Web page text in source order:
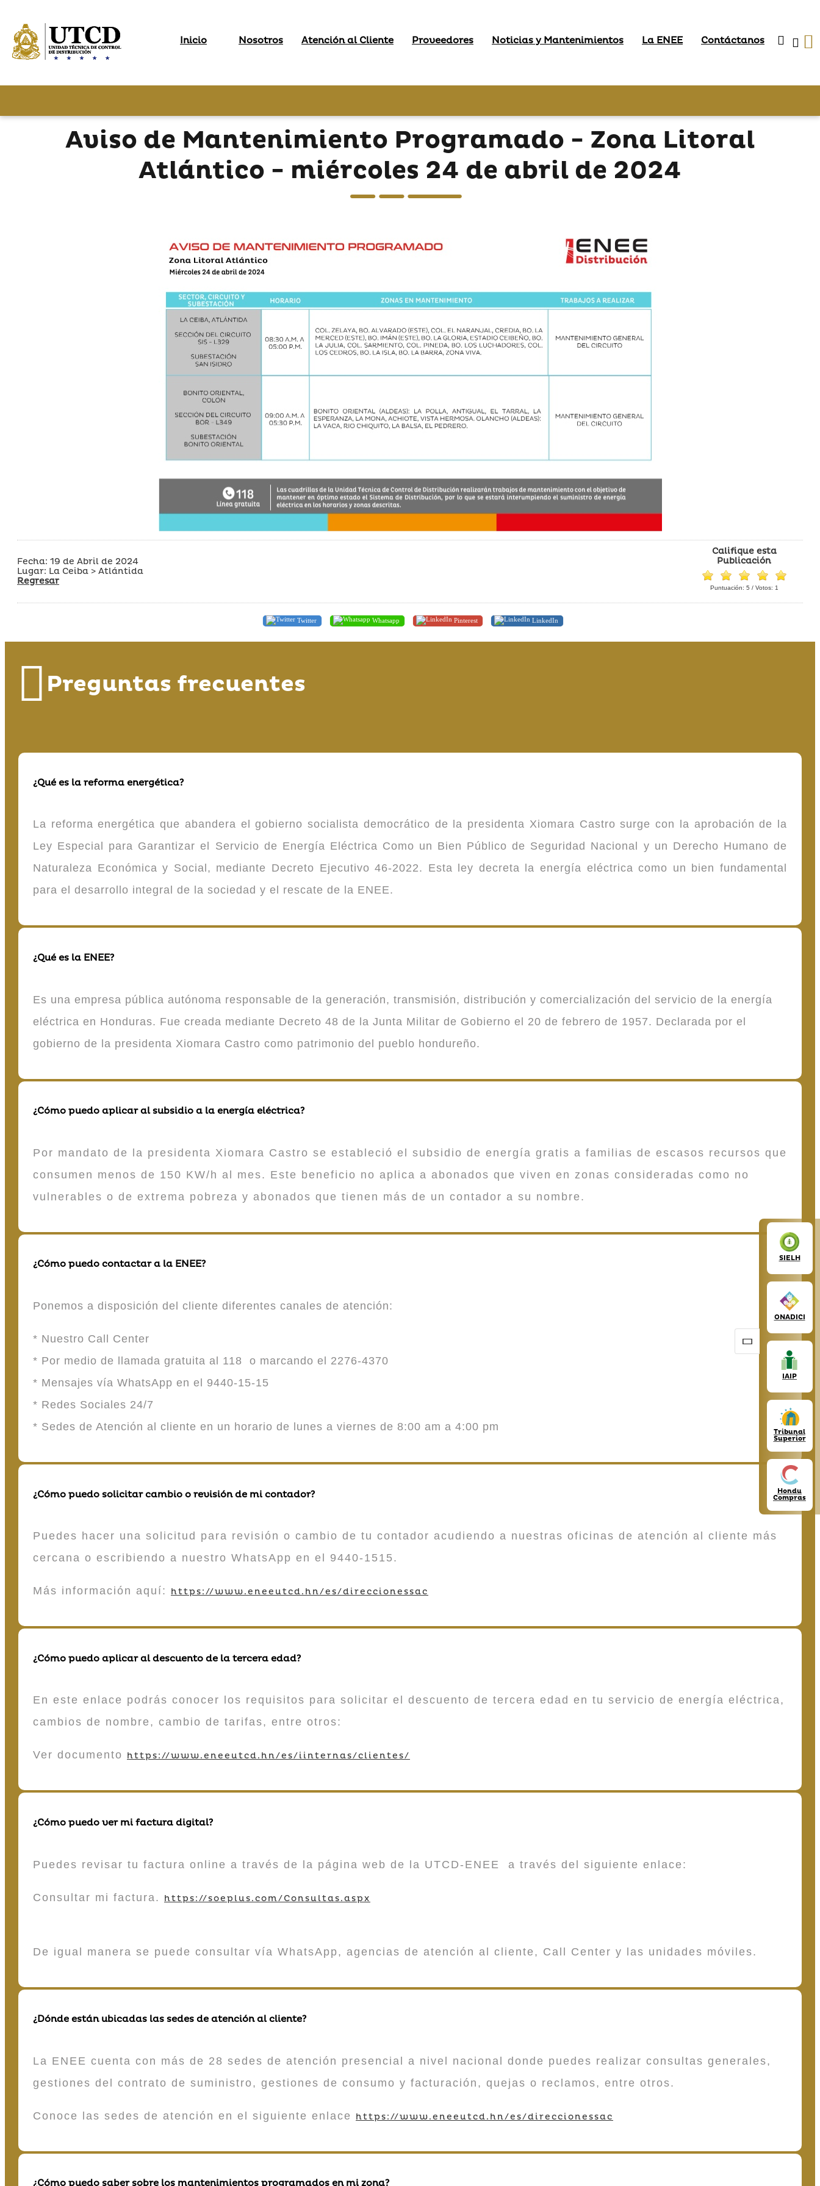
Inicio Nosotros Atención al Cliente Proveedores Noticias y Mantenimientos La ENEE Contáctanos
SIELH
ONADICI
IAIP
Tribunal
Superior
Hondu
Compras
Aviso de Mantenimiento Programado - Zona Litoral
Atlántico - miércoles 24 de abril de 2024
Fecha: 19 de Abril de 2024
Lugar: La Ceiba > Atlántida
Regresar
Califique esta
Publicación
Puntuación: 5 / Votos: 1
Twitter Whatsapp Pinterest LinkedIn
Preguntas frecuentes
¿Qué es la reforma energética?
La reforma energética que abandera el gobierno socialista democrático de la presidenta Xiomara Castro surge con la aprobación de la
Ley Especial para Garantizar el Servicio de Energía Eléctrica Como un Bien Público de Seguridad Nacional y un Derecho Humano de
Naturaleza Económica y Social, mediante Decreto Ejecutivo 46-2022. Esta ley decreta la energía eléctrica como un bien fundamental
para el desarrollo integral de la sociedad y el rescate de la ENEE.
¿Qué es la ENEE?
Es una empresa pública autónoma responsable de la generación, transmisión, distribución y comercialización del servicio de la energía
eléctrica en Honduras. Fue creada mediante Decreto 48 de la Junta Militar de Gobierno el 20 de febrero de 1957. Declarada por el
gobierno de la presidenta Xiomara Castro como patrimonio del pueblo hondureño.
¿Cómo puedo aplicar al subsidio a la energía eléctrica?
Por mandato de la presidenta Xiomara Castro se estableció el subsidio de energía gratis a familias de escasos recursos que
consumen menos de 150 KW/h al mes. Este beneficio no aplica a abonados que viven en zonas consideradas como no
vulnerables o de extrema pobreza y abonados que tienen más de un contador a su nombre.
¿Cómo puedo contactar a la ENEE?
Ponemos a disposición del cliente diferentes canales de atención:
* Nuestro Call Center
* Por medio de llamada gratuita al 118 o marcando el 2276-4370
* Mensajes vía WhatsApp en el 9440-15-15
* Redes Sociales 24/7
* Sedes de Atención al cliente en un horario de lunes a viernes de 8:00 am a 4:00 pm
¿Cómo puedo solicitar cambio o revisión de mi contador?
Puedes hacer una solicitud para revisión o cambio de tu contador acudiendo a nuestras oficinas de atención al cliente más
cercana o escribiendo a nuestro WhatsApp en el 9440-1515.
Más información aquí: https://www.eneeutcd.hn/es/direccionessac
¿Cómo puedo aplicar al descuento de la tercera edad?
En este enlace podrás conocer los requisitos para solicitar el descuento de tercera edad en tu servicio de energía eléctrica,
cambios de nombre, cambio de tarifas, entre otros:
Ver documento https://www.eneeutcd.hn/es/iinternas/clientes/
¿Cómo puedo ver mi factura digital?
Puedes revisar tu factura online a través de la página web de la UTCD-ENEE a través del siguiente enlace:
Consultar mi factura. https://soeplus.com/Consultas.aspx
De igual manera se puede consultar vía WhatsApp, agencias de atención al cliente, Call Center y las unidades móviles.
¿Dónde están ubicadas las sedes de atención al cliente?
La ENEE cuenta con más de 28 sedes de atención presencial a nivel nacional donde puedes realizar consultas generales,
gestiones del contrato de suministro, gestiones de consumo y facturación, quejas o reclamos, entre otros.
Conoce las sedes de atención en el siguiente enlace https://www.eneeutcd.hn/es/direccionessac
¿Cómo puedo saber sobre los mantenimientos programados en mi zona?